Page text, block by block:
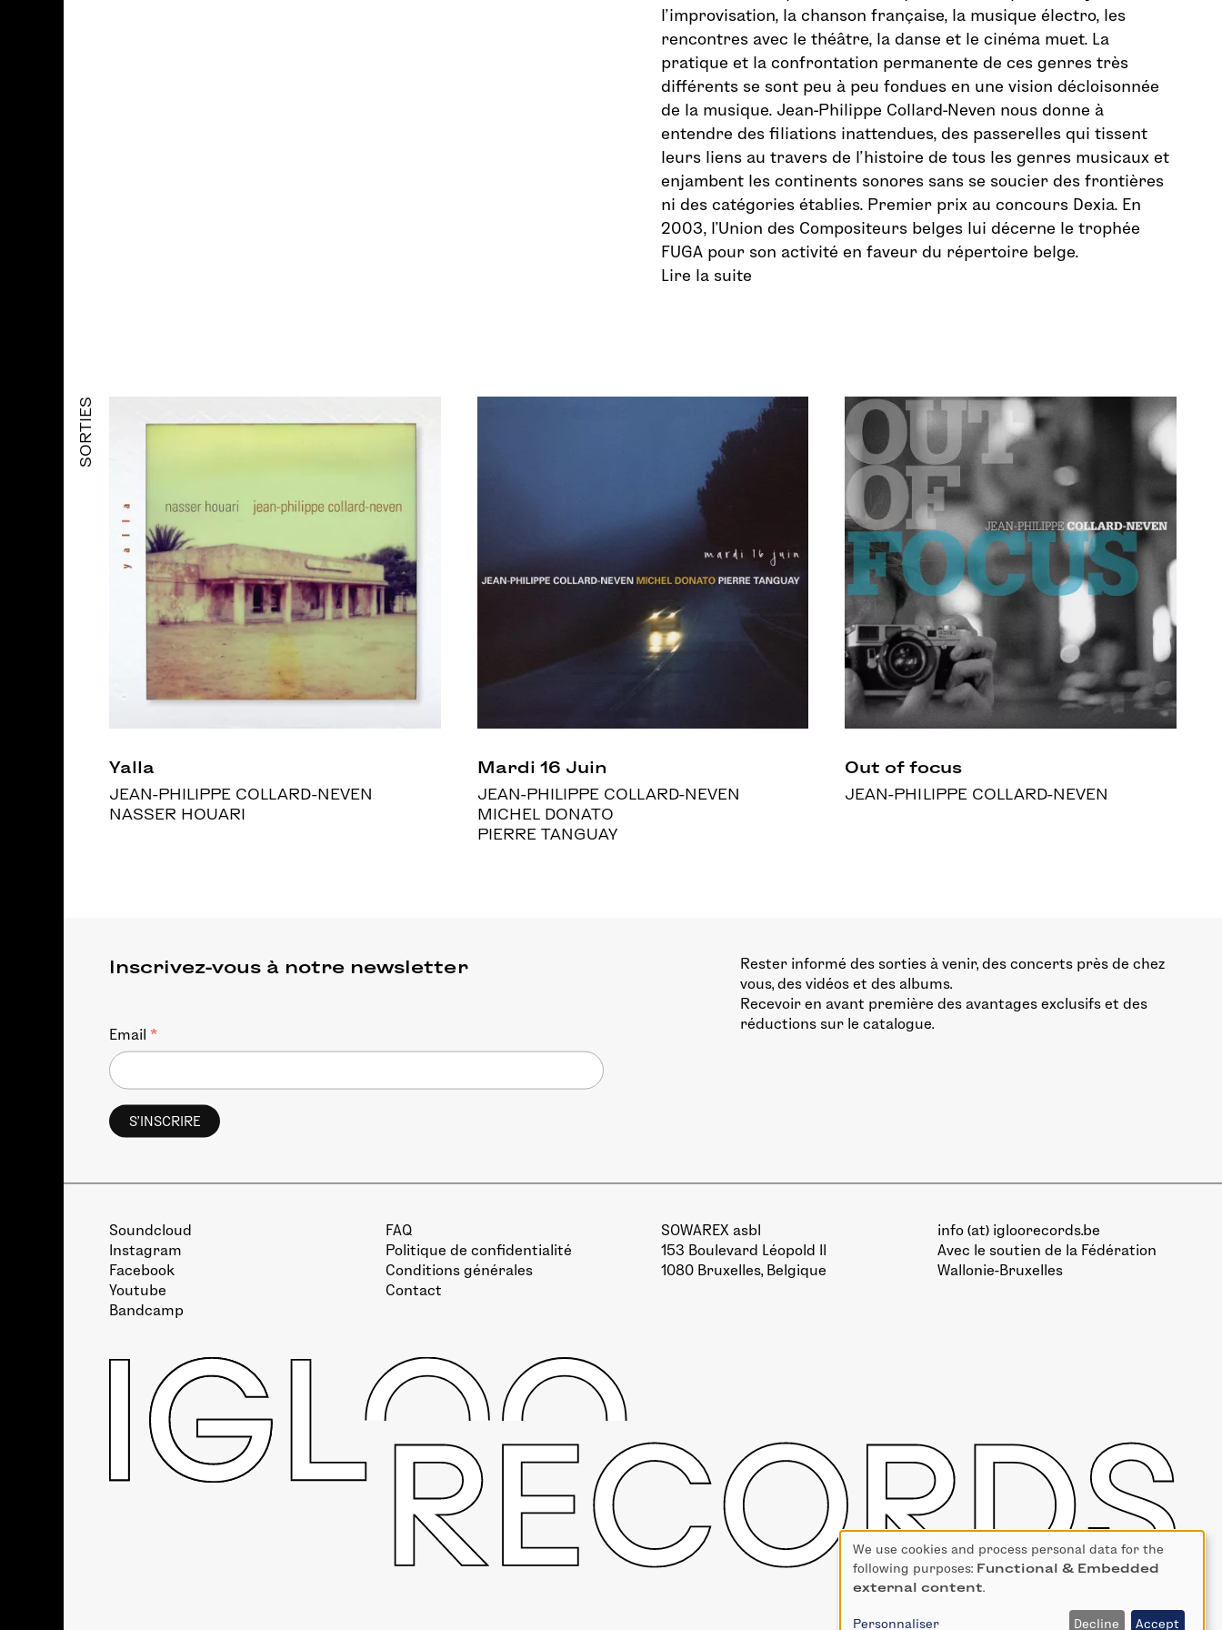
l’improvisation, la chanson française, la musique électro, les
rencontres avec le théâtre, la danse et le cinéma muet. La
pratique et la confrontation permanente de ces genres très
différents se sont peu à peu fondues en une vision décloisonnée
de la musique. Jean-Philippe Collard-Neven nous donne à
entendre des filiations inattendues, des passerelles qui tissent
leurs liens au travers de l’histoire de tous les genres musicaux et
enjambent les continents sonores sans se soucier des frontières
ni des catégories établies. Premier prix au concours Dexia. En
2003, l’Union des Compositeurs belges lui décerne le trophée
FUGA pour son activité en faveur du répertoire belge.
Lire la suite
SORTIES
Yalla
JEAN-PHILIPPE COLLARD-NEVEN
NASSER HOUARI
Mardi 16 Juin
JEAN-PHILIPPE COLLARD-NEVEN
MICHEL DONATO
PIERRE TANGUAY
Out of focus
JEAN-PHILIPPE COLLARD-NEVEN
Rester informé des sorties à venir, des concerts près de chez
vous, des vidéos et des albums.
Recevoir en avant première des avantages exclusifs et des
réductions sur le catalogue.
Inscrivez-vous à notre newsletter
Email *
Soundcloud
Instagram
Facebook
Youtube
Bandcamp
FAQ
Politique de confidentialité
Conditions générales
Contact
SOWAREX asbl
153 Boulevard Léopold II
1080 Bruxelles, Belgique
info (at) igloorecords.be
Avec le soutien de la Fédération
Wallonie-Bruxelles
Use
of
personal
We use cookies and process personal data for the
following purposes: Functional & Embedded
external content.
Personnaliser Decline Accept